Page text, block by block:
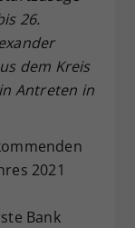
26.
dem Kreis
Antreten in
2021
Bank
Consent-
eine
die
Ihrer
falls der